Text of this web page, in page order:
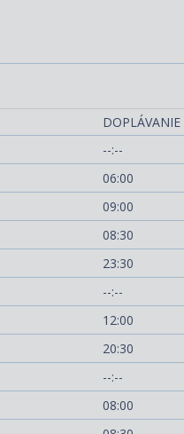
DOPLÁVANIE
--:--
06:00
09:00
08:30
23:30
--:--
12:00
20:30
--:--
08:00